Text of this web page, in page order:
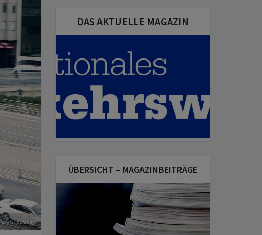
| pixabay
DAS AKTUELLE MAGAZIN
ÜBERSICHT – MAGAZINBEITRÄGE